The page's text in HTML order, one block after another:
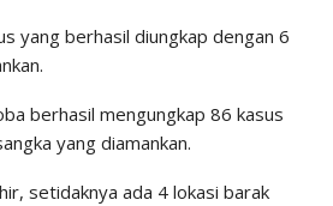
yang berhasil diungkap dengan 6
berhasil mengungkap 86 kasus
yang diamankan.
setidaknya ada 4 lokasi barak